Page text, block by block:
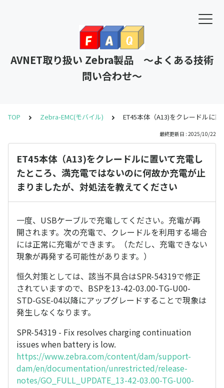
AVNET取り扱い Zebra製品 ～よくある技術
問い合わせ～
TOP Zebra-EMC(モバイル) ET45本体（A13)をクレードルに
最終更新日 : 2025/10/22
ET45本体（A13)をクレードルに置いて充電し
たところ、満充電ではないのに何故か充電が止
まりましたが、対処法を教えてください
一度、USBケーブルで充電してください。充電が再
開されます。次の充電で、クレードルを利用する場合
には正常に充電ができます。（ただし、充電できない
現象が再発する可能性があります。）
恒久対策としては、該当不具合はSPR-54319で修正
されていますので、BSPを13-42-03.00-TG-U00-
STD-GSE-04以降にアップグレードすることで現象は
発生しなくなります。
SPR-54319 - Fix resolves charging continuation
issues when battery is low.
https://www.zebra.com/content/dam/support-
dam/en/documentation/unrestricted/release-
notes/GO_FULL_UPDATE_13-42-03.00-TG-U00-